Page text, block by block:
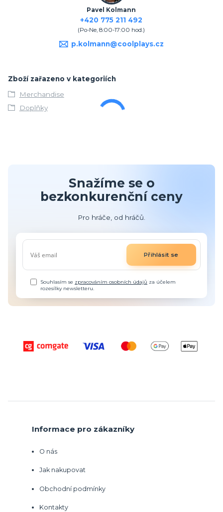
Pavel Kolmann
+420 775 211 492
(Po-Ne, 8:00-17:00 hod.)
p.kolmann@coolplays.cz
Zboží zařazeno v kategoriích
Merchandise
Doplňky
Snažíme se o
bezkonkurenční ceny
Pro hráče, od hráčů.
Přihlásit se
Souhlasím se zpracováním osobních údajů za účelem
rozesílky newsletteru.
Informace pro zákazníky
O nás
Jak nakupovat
Obchodní podmínky
Kontakty